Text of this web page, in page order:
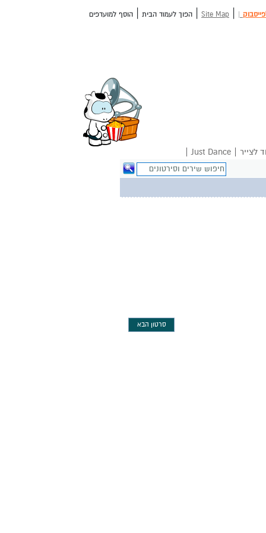
הפוך לעמוד הבית הוסף למועדפים Site Map
לצייר Just Dance
|